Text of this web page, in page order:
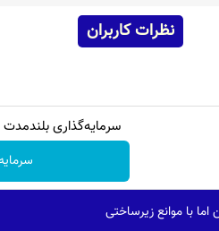
نظرات کاربران
سرمایه‌گذاری بلندمدت